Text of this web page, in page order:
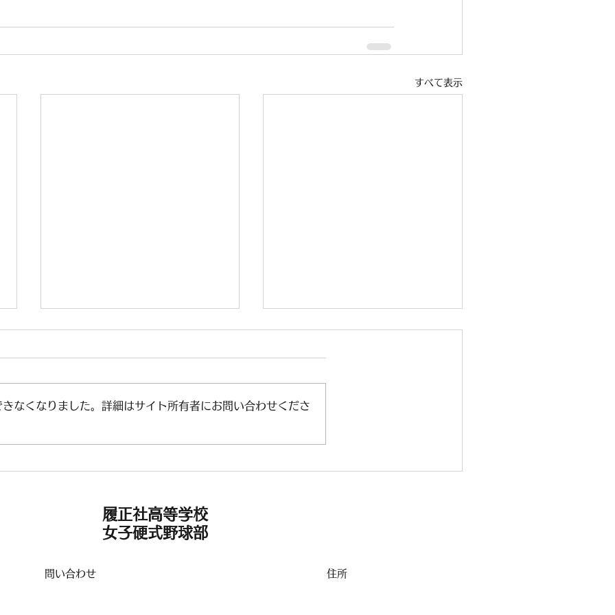
すべて表示
🥇ラッキーリーグ🥇４連覇🏆
なくなりました。詳細はサイト所有者にお問い合わせくださ
履正社高等学校
女子硬式野球部
問い合わせ 住所